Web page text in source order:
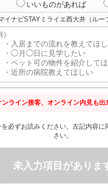
いいものがあれば
マイナビSTAYミライエ西大井（ル
ライン接客、オンライン内見も出
を必ずお読みください。左記内容
さい。
未入力項目がありま